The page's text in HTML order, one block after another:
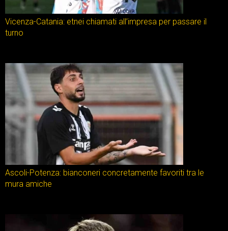
Vicenza-Catania: etnei chiamati all’impresa per passare il
turno
Ascoli-Potenza: bianconeri concretamente favoriti tra le
mura amiche